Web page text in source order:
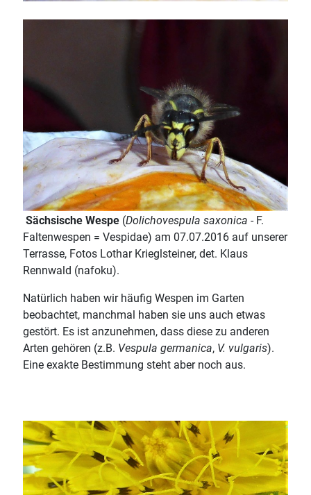
Sächsische Wespe (Dolichovespula saxonica - F.
Faltenwespen = Vespidae) am 07.07.2016 auf unserer
Terrasse, Fotos Lothar Krieglsteiner, det. Klaus
Rennwald (nafoku).
Natürlich haben wir häufig Wespen im Garten
beobachtet, manchmal haben sie uns auch etwas
gestört. Es ist anzunehmen, dass diese zu anderen
Arten gehören (z.B. Vespula germanica, V. vulgaris).
Eine exakte Bestimmung steht aber noch aus.